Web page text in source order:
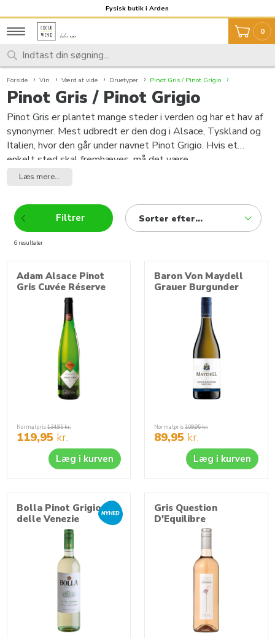
Fragt 59,- Fri fragt over 999,-
Fysisk butik i Arden
0
Forside Vin Værd at vide Druetyper Pinot Gris / Pinot Grigio
Pinot Gris / Pinot Grigio
Pinot Gris er plantet mange steder i verden og har et hav af
synonymer. Mest udbredt er den dog i Alsace, Tyskland og
Italien, hvor den går under navnet Pinot Grigio. Hvis et
enkelt sted skal fremhæves, må det være
Alsace. Klimaet her er perfekt til Pinot Gris, hvor det tillader
muliggør at druerne kan høstes sent. Senthøstede druer
indeholder mere sukker og giver dermed sødere vine. Jo
senere de plukkes, jo sødere bliver vinene. Vine på Pinot Gris
har krydrede og moskusagtige aromaer blandet med honning
udtalt i de sødere vine. De Italienske vine har et også
et mineralsk præg over sig. Derudover kan vinene gemmes
ganske længe af en hvidvin.
Læs mere...
Filtrer Sorter efter...
6 resultater
Adam Alsace Pinot
Gris Cuvée Réserve
119,95 kr.
Normalpris134,95kr.
Læg i kurven
Baron Von Maydell
Grauer Burgunder
89,95 kr.
Normalpris109,95kr.
Læg i kurven
Bolla Pinot Grigio
delle Venezie
Gris Question
D'Equilibre